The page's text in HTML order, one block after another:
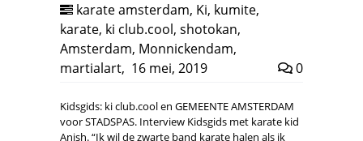
karate amsterdam, Ki, kumite,
karate, ki club.cool, shotokan,
Amsterdam, Monnickendam,
martialart, 16 mei, 2019 0
Kidsgids: ki club.cool en GEMEENTE AMSTERDAM
voor STADSPAS. Interview Kidsgids met karate kid
Anish. “Ik wil de zwarte band karate halen als ik